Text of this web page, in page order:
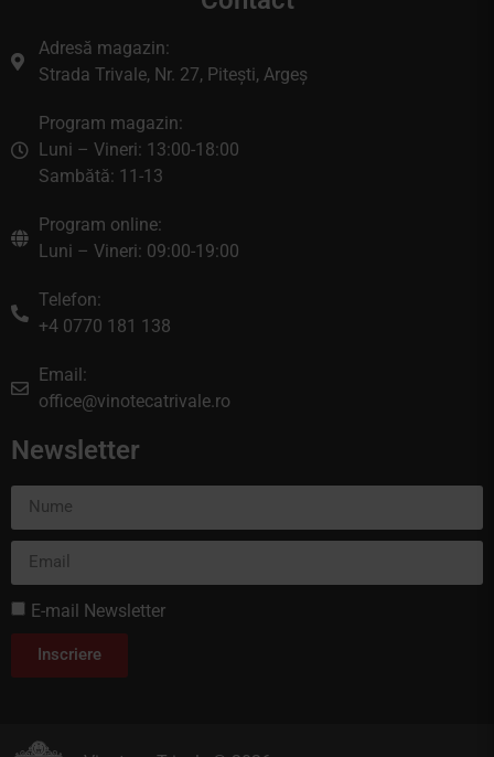
Adresă magazin:
Strada Trivale, Nr. 27, Pitești, Argeș
Program magazin:
Luni – Vineri: 13:00-18:00
Sambătă: 11-13
Program online:
Luni – Vineri: 09:00-19:00
Telefon:
+4 0770 181 138
Email:
office@vinotecatrivale.ro
Newsletter
E-mail Newsletter
Inscriere